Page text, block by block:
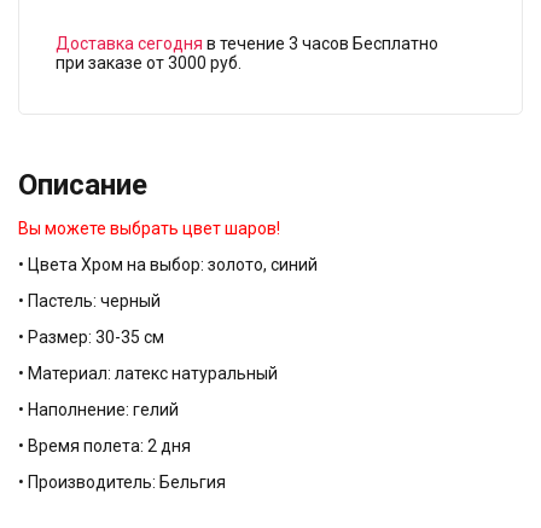
Доставка сегодня в течение 3 часов Бесплатно
при заказе от 3000 руб.
Описание
Вы можете выбрать цвет шаров!
• Цвета Хром на выбор: золото, синий
• Пастель: черный
• Размер: 30-35 см
• Материал: латекс натуральный
• Наполнение: гелий
• Время полета: 2 дня
• Производитель: Бельгия